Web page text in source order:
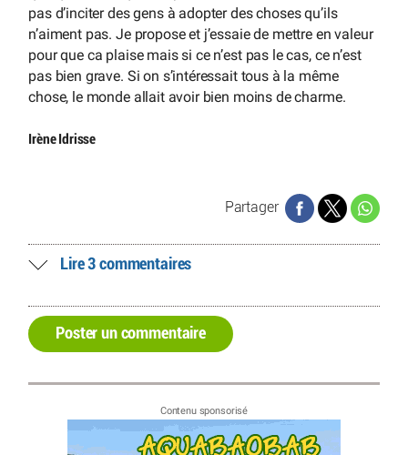
pas d’inciter des gens à adopter des choses qu’ils
n’aiment pas. Je propose et j’essaie de mettre en valeur
pour que ca plaise mais si ce n’est pas le cas, ce n’est
pas bien grave. Si on s’intéressait tous à la même
chose, le monde allait avoir bien moins de charme.
Irène Idrisse
Partager
Lire 3 commentaires
Poster un commentaire